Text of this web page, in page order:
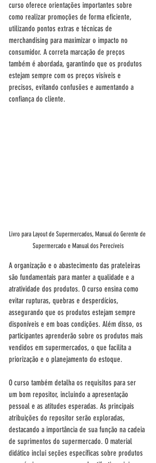
curso oferece orientações importantes sobre
como realizar promoções de forma eficiente,
utilizando pontos extras e técnicas de
merchandising para maximizar o impacto no
consumidor. A correta marcação de preços
também é abordada, garantindo que os produtos
estejam sempre com os preços visíveis e
precisos, evitando confusões e aumentando a
confiança do cliente.
Livro para Layout de Supermercados, Manual do Gerente de
Supermercado e Manual dos Perecíveis
A organização e o abastecimento das prateleiras
são fundamentais para manter a qualidade e a
atratividade dos produtos. O curso ensina como
evitar rupturas, quebras e desperdícios,
assegurando que os produtos estejam sempre
disponíveis e em boas condições. Além disso, os
participantes aprenderão sobre os produtos mais
vendidos em supermercados, o que facilita a
priorização e o planejamento do estoque.
O curso também detalha os requisitos para ser
um bom repositor, incluindo a apresentação
pessoal e as atitudes esperadas. As principais
atribuições do repositor serão exploradas,
destacando a importância de sua função na cadeia
de suprimentos do supermercado. O material
didático inclui seções específicas sobre produtos